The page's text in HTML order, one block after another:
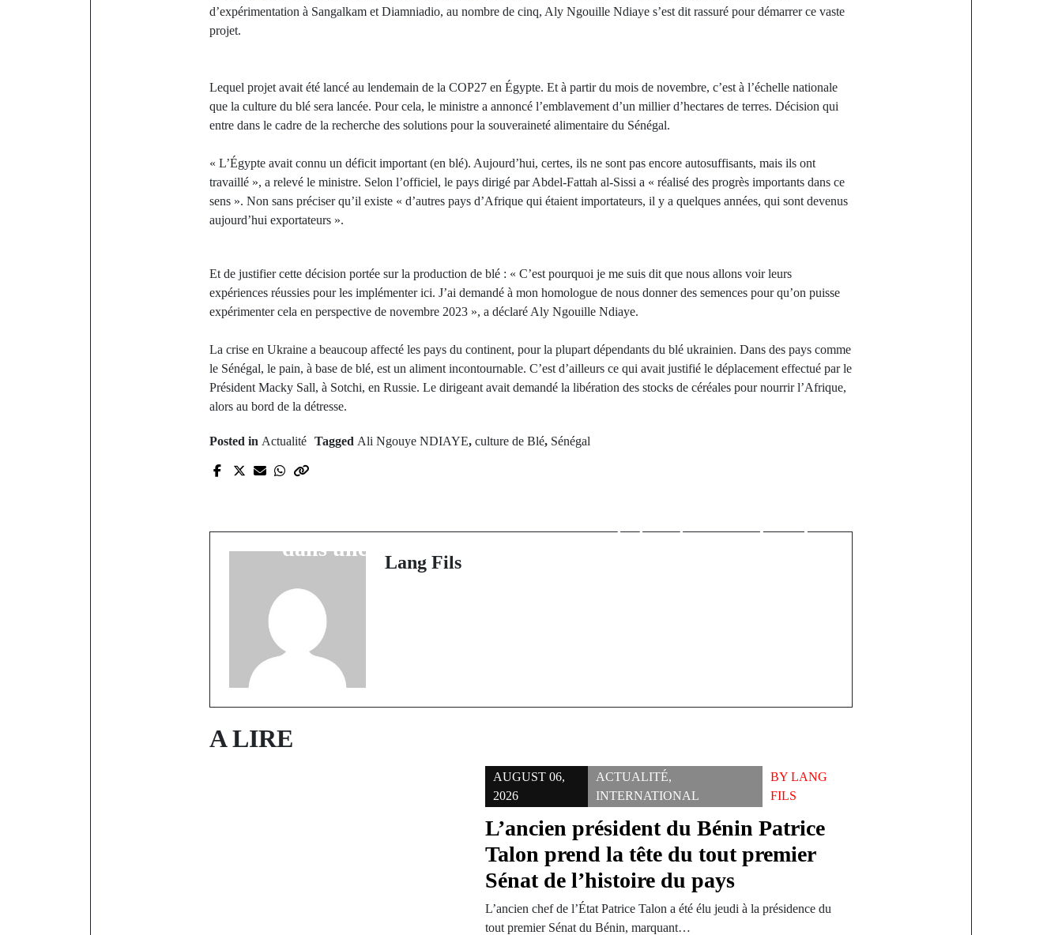
d’expérimentation à Sangalkam et Diamniadio, au nombre de cinq, Aly Ngouille Ndiaye s’est dit rassuré pour démarrer ce vaste
projet.
Lequel projet avait été lancé au lendemain de la COP27 en Égypte. Et à partir du mois de novembre, c’est à l’échelle nationale
que la culture du blé sera lancée. Pour cela, le ministre a annoncé l’emblavement d’un millier d’hectares de terres. Décision qui
entre dans le cadre de la recherche des solutions pour la souveraineté alimentaire du Sénégal.
« L’Égypte avait connu un déficit important (en blé). Aujourd’hui, certes, ils ne sont pas encore autosuffisants, mais ils ont
travaillé », a relevé le ministre. Selon l’officiel, le pays dirigé par Abdel-Fattah al-Sissi a « réalisé des progrès importants dans ce
sens ». Non sans préciser qu’il existe « d’autres pays d’Afrique qui étaient importateurs, il y a quelques années, qui sont devenus
aujourd’hui exportateurs ».
Et de justifier cette décision portée sur la production de blé : « C’est pourquoi je me suis dit que nous allons voir leurs
expériences réussies pour les implémenter ici. J’ai demandé à mon homologue de nous donner des semences pour qu’on puisse
expérimenter cela en perspective de novembre 2023 », a déclaré Aly Ngouille Ndiaye.
La crise en Ukraine a beaucoup affecté les pays du continent, pour la plupart dépendants du blé ukrainien. Dans des pays comme
le Sénégal, le pain, à base de blé, est un aliment incontournable. C’est d’ailleurs ce qui avait justifié le déplacement effectué par le
Président Macky Sall, à Sotchi, en Russie. Le dirigeant avait demandé la libération des stocks de céréales pour nourrir l’Afrique,
alors au bord de la détresse.
Posted in Actualité Tagged Ali Ngouye NDIAYE, culture de Blé, Sénégal
dans une mosquée
vie ont été retrouvés dans les
Lang Fils
A LIRE
AUGUST 06,
2026
ACTUALITÉ,
INTERNATIONAL
BY LANG
FILS
L’ancien président du Bénin Patrice
Talon prend la tête du tout premier
Sénat de l’histoire du pays
L’ancien chef de l’État Patrice Talon a été élu jeudi à la présidence du
tout premier Sénat du Bénin, marquant…